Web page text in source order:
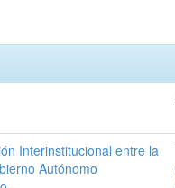
Interinstitucional entre la
Autónomo